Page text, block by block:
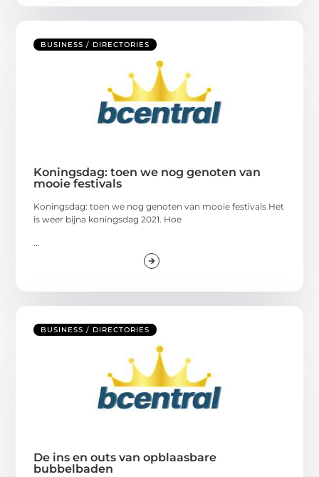
BUSINESS / DIRECTORIES
Koningsdag: toen we nog genoten van
mooie festivals
Koningsdag: toen we nog genoten van mooie festivals Het
is weer bijna koningsdag 2021. Hoe
BUSINESS / DIRECTORIES
De ins en outs van opblaasbare
bubbelbaden